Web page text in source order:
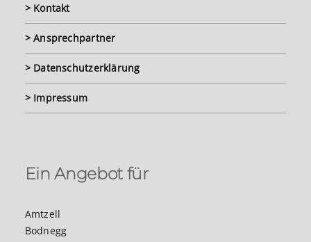
> Kontakt
> Ansprechpartner
> Datenschutzerklärung
> Impressum
Ein Angebot für
Amtzell
Bodnegg